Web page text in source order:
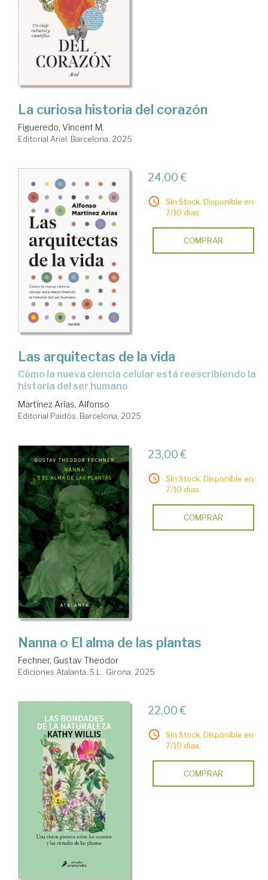
La curiosa historia del corazón
Figueredo, Vincent M.
Editorial Ariel. Barcelona, 2025
24,00 €
Sin Stock. Disponible en
7/10 días.
COMPRAR
Las arquitectas de la vida
Cómo la nueva ciencia celular está reescribiendo la
historia del ser humano
Martínez Arias, Alfonso
Editorial Paidós. Barcelona, 2025
23,00 €
Sin Stock. Disponible en
7/10 días.
COMPRAR
Nanna o El alma de las plantas
Fechner, Gustav Theodor
Ediciones Atalanta, S.L.. Girona, 2025
22,00 €
Sin Stock. Disponible en
7/10 días.
COMPRAR